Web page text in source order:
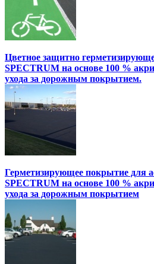
Цветное защитно
SPECTRUM на основе 100 %
ухода за дорожным покрытием.
Герметизирующее покрытие для
SPECTRUM на основе 100 %
ухода за дорожным покрытием